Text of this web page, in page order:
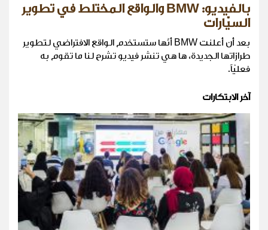
بالفيديو: BMW والواقع المختلط في تطوير
السيّارات
بعد أن أعلنت BMW أنّها ستستخدم الواقع الافتراضي لتطوير
طرازاتها الجديدة، ها هي تنشر فيديو تشرح لنا ما تقوم به
فعليّاً.
آخر الابتكارات